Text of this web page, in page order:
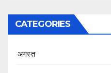
CATEGORIES
अगस्त